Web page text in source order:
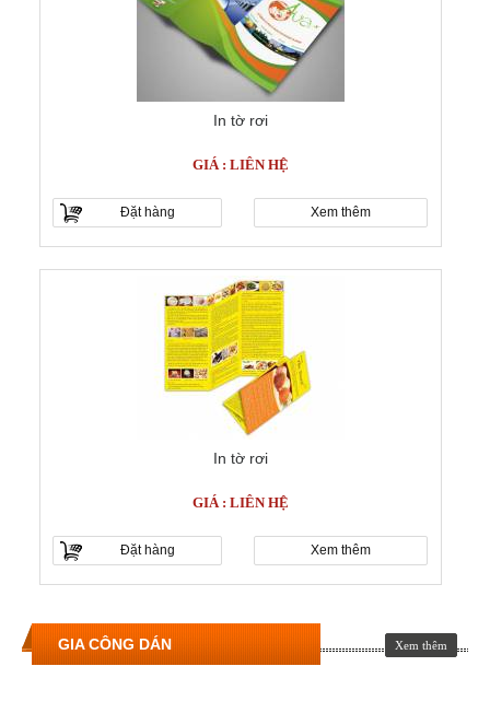
In tờ rơi
GIÁ : LIÊN HỆ
Đặt hàng Xem thêm
In tờ rơi
GIÁ : LIÊN HỆ
Đặt hàng Xem thêm
GIA CÔNG DÁN Xem thêm